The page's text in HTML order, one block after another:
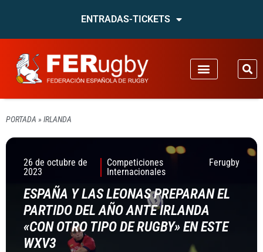
ENTRADAS-TICKETS
PORTADA » IRLANDA
26 de octubre de
2023
Competiciones
Internacionales
Ferugby
ESPAÑA Y LAS LEONAS PREPARAN EL
PARTIDO DEL AÑO ANTE IRLANDA
«CON OTRO TIPO DE RUGBY» EN ESTE
WXV3